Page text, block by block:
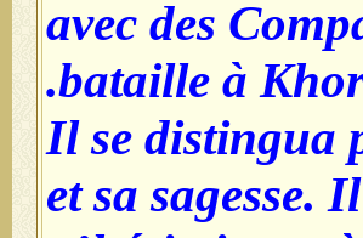
avec des
bataille à
Il se distingua
et sa sagesse.